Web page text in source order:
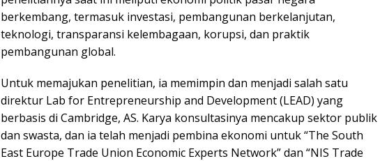
berkembang, termasuk investasi, pembangunan berkelanjutan,
teknologi, transparansi kelembagaan, korupsi, dan praktik
pembangunan global.
Untuk memajukan penelitian, ia memimpin dan menjadi salah satu
direktur Lab for Entrepreneurship and Development (LEAD) yang
berbasis di Cambridge, AS. Karya konsultasinya mencakup sektor publik
dan swasta, dan ia telah menjadi pembina ekonomi untuk “The South
East Europe Trade Union Economic Experts Network” dan “NIS Trade